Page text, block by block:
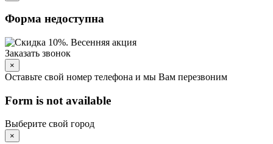
Форма недоступна
Заказать звонок
×
Оставьте свой номер телефона и мы Вам перезвоним
Form is not available
Выберите свой город
×